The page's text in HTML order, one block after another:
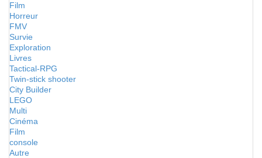
Film
Horreur
FMV
Survie
Exploration
Livres
Tactical-RPG
Twin-stick shooter
City Builder
LEGO
Multi
Cinéma
Film
console
Autre